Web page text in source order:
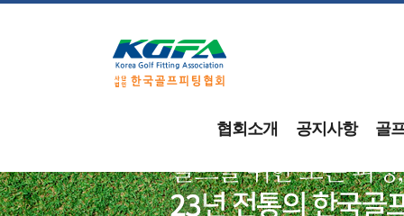
협회소개 공지사항 골